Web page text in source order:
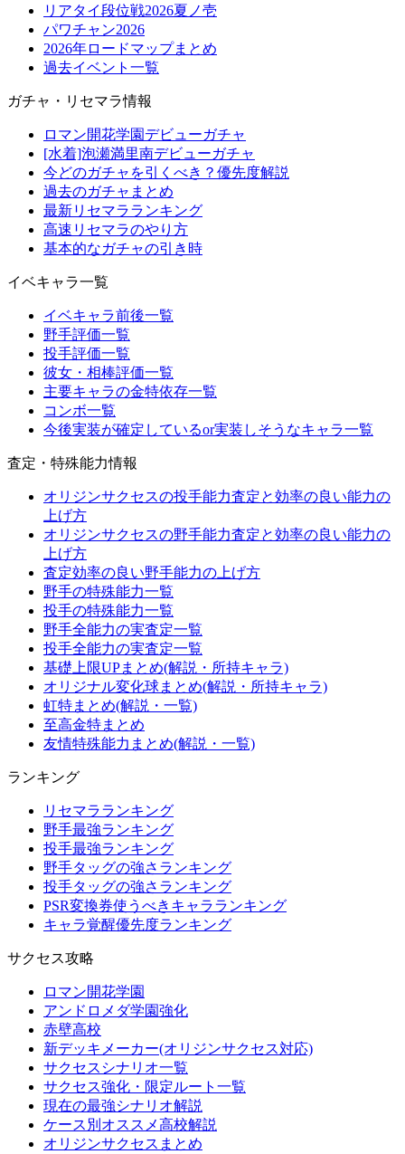
リアタイ段位戦2026夏ノ壱
パワチャン2026
2026年ロードマップまとめ
過去イベント一覧
ガチャ・リセマラ情報
ロマン開花学園デビューガチャ
[水着]泡瀬満里南デビューガチャ
今どのガチャを引くべき？優先度解説
過去のガチャまとめ
最新リセマラランキング
高速リセマラのやり方
基本的なガチャの引き時
イベキャラ一覧
イベキャラ前後一覧
野手評価一覧
投手評価一覧
彼女・相棒評価一覧
主要キャラの金特依存一覧
コンボ一覧
今後実装が確定しているor実装しそうなキャラ一覧
査定・特殊能力情報
オリジンサクセスの投手能力査定と効率の良い能力の
上げ方
オリジンサクセスの野手能力査定と効率の良い能力の
上げ方
査定効率の良い野手能力の上げ方
野手の特殊能力一覧
投手の特殊能力一覧
野手全能力の実査定一覧
投手全能力の実査定一覧
基礎上限UPまとめ(解説・所持キャラ)
オリジナル変化球まとめ(解説・所持キャラ)
虹特まとめ(解説・一覧)
至高金特まとめ
友情特殊能力まとめ(解説・一覧)
ランキング
リセマラランキング
野手最強ランキング
投手最強ランキング
野手タッグの強さランキング
投手タッグの強さランキング
PSR変換券使うべきキャラランキング
キャラ覚醒優先度ランキング
サクセス攻略
ロマン開花学園
アンドロメダ学園強化
赤壁高校
新デッキメーカー(オリジンサクセス対応)
サクセスシナリオ一覧
サクセス強化・限定ルート一覧
現在の最強シナリオ解説
ケース別オススメ高校解説
オリジンサクセスまとめ